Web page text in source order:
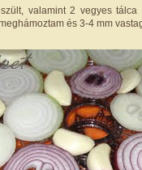
valamint 2 vegyes
és 3-4 mm